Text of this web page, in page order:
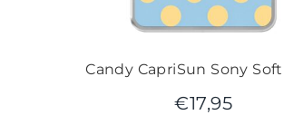
Candy CapriSun Sony Soft
€17,95